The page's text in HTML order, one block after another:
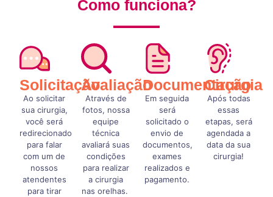
Como funciona?
Solicitação
Ao solicitar
sua cirurgia,
você será
redirecionado
para falar
com um de
nossos
atendentes
para tirar
Avaliação
Através de
fotos, nossa
equipe
técnica
avaliará suas
condições
para realizar
a cirurgia
nas orelhas.
Documentação
Em seguida
será
solicitado o
envio de
documentos,
exames
realizados e
pagamento.
Cirurgia
Após todas
essas
etapas, será
agendada a
data da sua
cirurgia!